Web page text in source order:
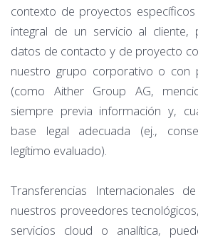
contexto de proyectos
integral de un servicio al cliente,
datos de contacto y de proyecto
nuestro grupo corporativo o con
(como Aither Group AG,
siempre previa información y,
base legal adecuada (ej.,
legítimo evaluado).
Transferencias Internacionales
nuestros proveedores
servicios cloud o analítica,